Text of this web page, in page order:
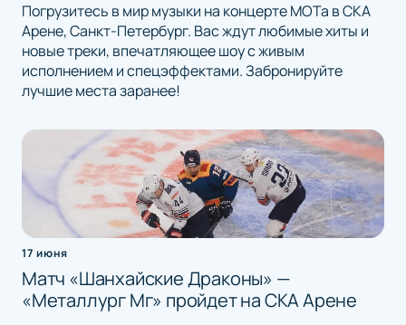
Погрузитесь в мир музыки на концерте МОТа в СКА
Арене, Санкт-Петербург. Вас ждут любимые хиты и
новые треки, впечатляющее шоу с живым
исполнением и спецэффектами. Забронируйте
лучшие места заранее!
17 июня
Матч «Шанхайские Драконы» —
«Металлург Мг» пройдет на СКА Арене